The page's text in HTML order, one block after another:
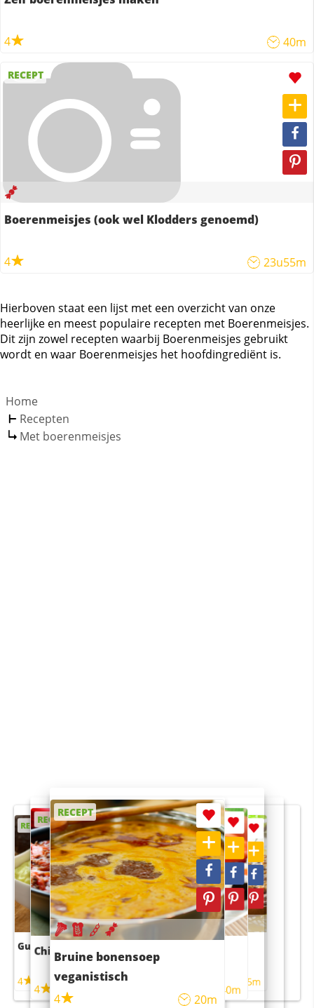
4 40m
RECEPT
Boerenmeisjes (ook wel Klodders genoemd)
4 23u55m
Hierboven staat een lijst met een overzicht van onze
heerlijke en meest populaire recepten met Boerenmeisjes.
Dit zijn zowel recepten waarbij Boerenmeisjes gebruikt
wordt en waar Boerenmeisjes het hoofdingrediënt is.
Home
Recepten
Met boerenmeisjes
RECEPT
Guacamole
4
RECEPT
Chili con carne
4 45m
RECEPT
Bruine bonensoep
veganistisch
4
20m
RECEPT
Sushi rijstsalade
maaltijdsalade
40m
RECEPT
4 55m